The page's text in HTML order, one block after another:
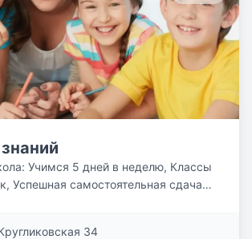
Учимся 5 дней в неделю, Классы
Успешная самостоятельная сдача
34